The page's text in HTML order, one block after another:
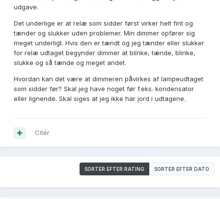
udgave.
Det underlige er at relæ som sidder først virker helt fint og
tænder og slukker uden problemer. Min dimmer opfører sig
meget underligt. Hvis den er tændt og jeg tænder eller slukker
for relæ udtaget begynder dimmer at blinke, tænde, blinke,
slukke og så tænde og meget andet.
Hvordan kan det være at dimmeren påvirkes af lampeudtaget
som sidder før? Skal jeg have noget før f.eks. kondensator
eller lignende. Skal siges at jeg ikke har jord i udtagene.
Citér
SORTER EFTER RATING SORTER EFTER DATO